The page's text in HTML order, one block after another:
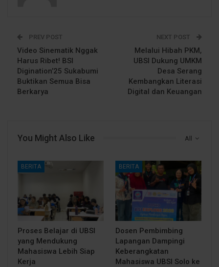
PREV POST
Video Sinematik Nggak
Harus Ribet! BSI
Digination’25 Sukabumi
Buktikan Semua Bisa
Berkarya
NEXT POST
Melalui Hibah PKM,
UBSI Dukung UMKM
Desa Serang
Kembangkan Literasi
Digital dan Keuangan
All
You Might Also Like
BERITA
Proses Belajar di UBSI
yang Mendukung
Mahasiswa Lebih Siap
Kerja
BERITA
Dosen Pembimbing
Lapangan Dampingi
Keberangkatan
Mahasiswa UBSI Solo ke